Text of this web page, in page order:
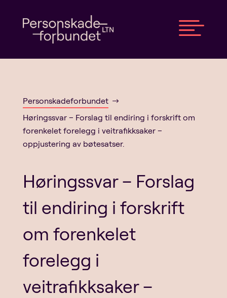

Personskadeforbundet $
Høringssvar – Forslag til endiring i forskrift om
forenkelet forelegg i veitrafikksaker –
oppjustering av bøtesatser.
Høringssvar – Forslag
til endiring i forskrift
om forenkelet
forelegg i
veitrafikksaker –